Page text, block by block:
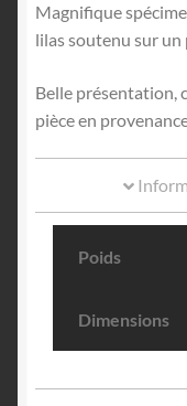
Magnifique
lilas soutenu sur un
Belle présentation,
pièce en
Poids
Dimensions